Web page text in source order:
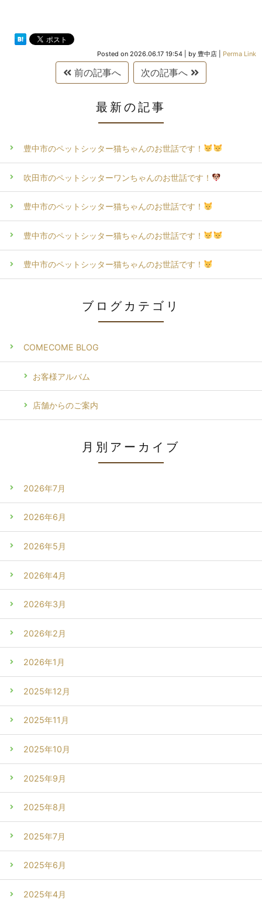
Posted on 2026.06.17 19:54 by 豊中店 Perma Link
前の記事へ 次の記事へ
最新の記事
豊中市のペットシッター猫ちゃんのお世話です！
吹田市のペットシッターワンちゃんのお世話です！
豊中市のペットシッター猫ちゃんのお世話です！
豊中市のペットシッター猫ちゃんのお世話です！
豊中市のペットシッター猫ちゃんのお世話です！
ブログカテゴリ
COMECOME BLOG
お客様アルバム
店舗からのご案内
月別アーカイブ
2026年7月
2026年6月
2026年5月
2026年4月
2026年3月
2026年2月
2026年1月
2025年12月
2025年11月
2025年10月
2025年9月
2025年8月
2025年7月
2025年6月
2025年4月